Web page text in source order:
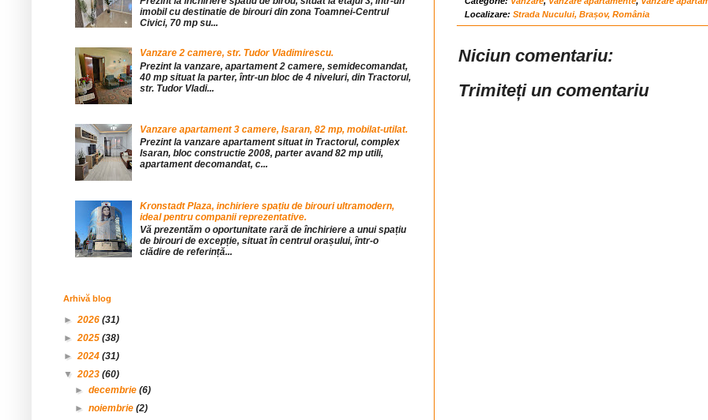
Localizare: Strada Nucului, Brașov, România
Niciun comentariu:
Trimiteți un comentariu
imobil cu destinatie de birouri din zona Toamnei-Centrul
Civici, 70 mp su...
Vanzare 2 camere, str. Tudor Vladimirescu.
Prezint la vanzare, apartament 2 camere, semidecomandat,
40 mp situat la parter, într-un bloc de 4 niveluri, din Tractorul,
str. Tudor Vladi...
Vanzare apartament 3 camere, Isaran, 82 mp, mobilat-utilat.
Prezint la vanzare apartament situat in Tractorul, complex
Isaran, bloc constructie 2008, parter avand 82 mp utili,
apartament decomandat, c...
Kronstadt Plaza, inchiriere spațiu de birouri ultramodern,
ideal pentru companii reprezentative.
Vă prezentăm o oportunitate rară de închiriere a unui spațiu
de birouri de excepție, situat în centrul orașului, într-o
clădire de referință...
Arhivă blog
►2026 (31)
►2025 (38)
►2024 (31)
▼2023 (60)
►decembrie(6)
►noiembrie(2)